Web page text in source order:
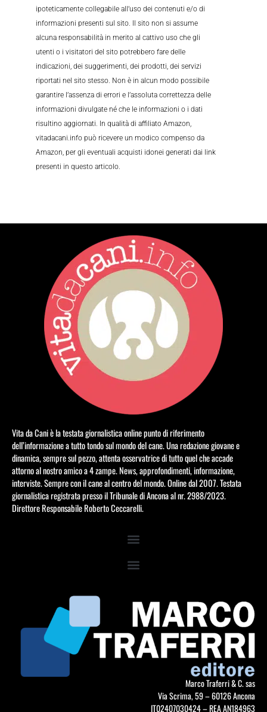
ipoteticamente collegabile all’uso dei contenuti e/o di
informazioni presenti sul sito. Il sito non si assume
alcuna responsabilità in merito al cattivo uso che gli
utenti o i visitatori del sito potrebbero fare delle
indicazioni, dei suggerimenti, dei prodotti, dei servizi
riportati nel sito stesso. Non è in alcun modo possibile
garantire l’assenza di errori e l’assoluta correttezza delle
informazioni divulgate né che le informazioni o i dati
risultino aggiornati. In qualità di affiliato Amazon,
vitadacani.info può ricevere un modico compenso da
Amazon, per gli eventuali acquisti idonei generati dai link
presenti in questo articolo.
Vita da Cani è la testata giornalistica online punto di riferimento
dell’informazione a tutto tondo sul mondo del cane. Una redazione giovane e
dinamica, sempre sul pezzo, attenta osservatrice di tutto quel che accade
attorno al nostro amico a 4 zampe. News, approfondimenti, informazione,
interviste. Sempre con il cane al centro del mondo. Online dal 2007. Testata
giornalistica registrata presso il Tribunale di Ancona al nr. 2988/2023.
Direttore Responsabile Roberto Ceccarelli.
Marco Traferri & C. sas
Via Scrima, 59 – 60126 Ancona
IT02407030424 – REA AN184963